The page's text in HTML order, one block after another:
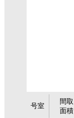
号室
間取
面積